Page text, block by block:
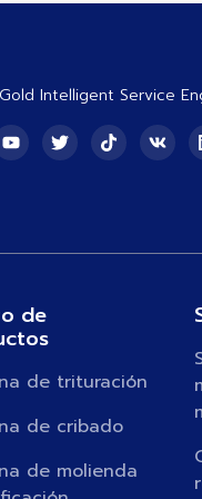
Intelligent Service
de
de trituración
de cribado
de molienda